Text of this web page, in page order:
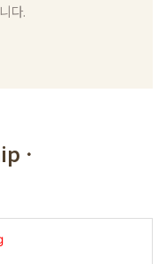
다.
ㆍ